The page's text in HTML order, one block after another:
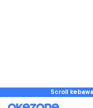
Scroll